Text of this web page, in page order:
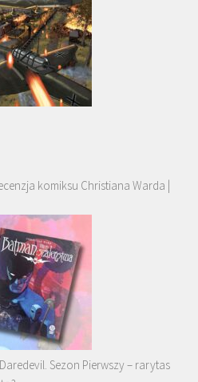
komiksu Christiana Warda |
Sezon Pierwszy – rarytas